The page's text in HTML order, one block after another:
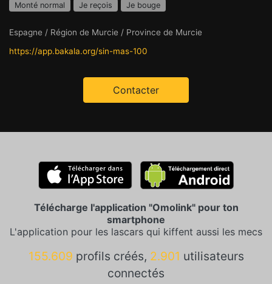
Monté normal
Je reçois Je bouge
Espagne / Région de Murcie / Province de Murcie
https://app.bakala.org/sin-mas-100
Contacter
Télécharge l'application "Omolink" pour ton
smartphone
L'application pour les lascars qui kiffent aussi les mecs
155.609 profils créés, 2.901 utilisateurs
connectés